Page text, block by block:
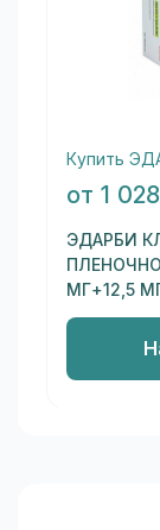
Купить
от 1
ЭДАРБИ
МГ+12,5